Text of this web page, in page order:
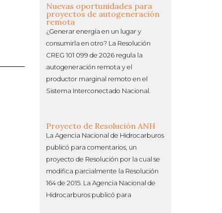
Nuevas oportunidades para
proyectos de autogeneración
remota
¿Generar energía en un lugar y
consumirla en otro? La Resolución
CREG 101 099 de 2026 regula la
autogeneración remota y el
productor marginal remoto en el
Sistema Interconectado Nacional.
Proyecto de Resolución ANH
La Agencia Nacional de Hidrocarburos
publicó para comentarios, un
proyecto de Resolución por la cual se
modifica parcialmente la Resolución
164 de 2015. La Agencia Nacional de
Hidrocarburos publicó para